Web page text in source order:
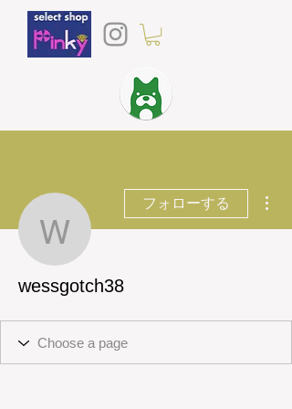
wessgotch38
フォローする
wessgotch38